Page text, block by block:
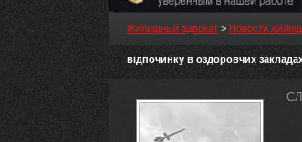
Жилищный адвокат > Новости
відпочинку в оздоровчих